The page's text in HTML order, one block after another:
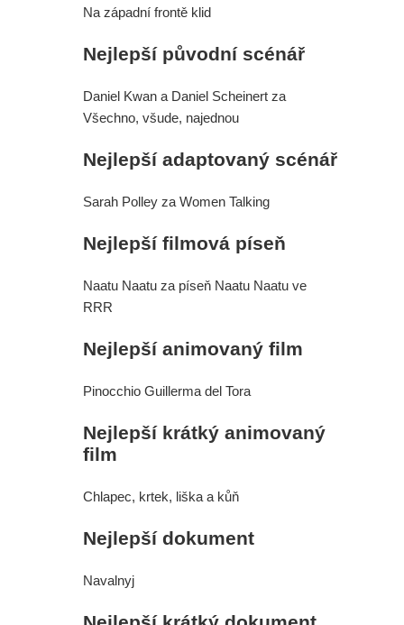
šéf Sony promluvil o neúspěchu
komiksových filmů
Holland dál hrát tuhle roli?
Spider-Man: Zbrusu nový den - Lidé
úspěch filmu
Na západní frontě klid
Nejlepší původní scénář
Daniel Kwan a Daniel Scheinert za
Všechno, všude, najednou
Nejlepší adaptovaný scénář
Sarah Polley za Women Talking
Nejlepší filmová píseň
Naatu Naatu za píseň Naatu Naatu ve
RRR
Nejlepší animovaný film
Pinocchio Guillerma del Tora
Nejlepší krátký animovaný
film
Chlapec, krtek, liška a kůň
Nejlepší dokument
Navalnyj